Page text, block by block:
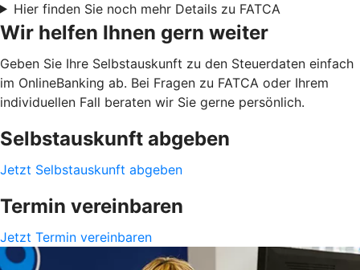
Hier finden Sie noch mehr Details zu FATCA
Wir helfen Ihnen gern weiter
Geben Sie Ihre Selbstauskunft zu den Steuerdaten einfach
im OnlineBanking ab. Bei Fragen zu FATCA oder Ihrem
individuellen Fall beraten wir Sie gerne persönlich.
Selbstauskunft abgeben
Jetzt Selbstauskunft abgeben
Termin vereinbaren
Jetzt Termin vereinbaren